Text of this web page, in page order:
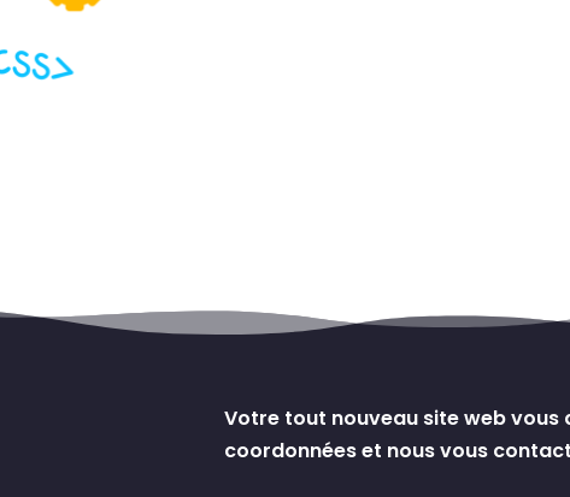
Votre tout nouveau site web vous
coordonnées et nous vous